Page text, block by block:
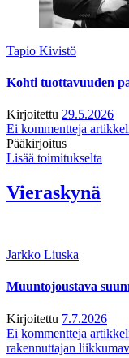
Tapio Kivistö
Kohti tuottavuuden
Kirjoitettu 29.5.2026
Ei kommentteja
Pääkirjoitus
Lisää toimitukselta
Vieraskynä
Jarkko Liuska
Muuntojoustava
Kirjoitettu 7.7.2026
Ei kommentteja
rakennuttajan